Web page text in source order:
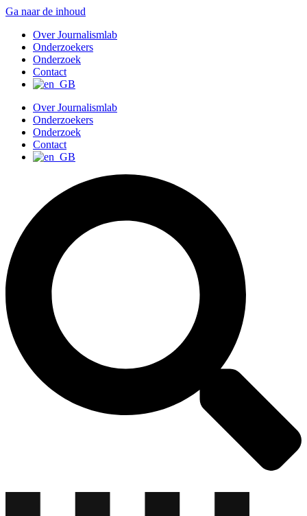
Ga naar de inhoud
Over Journalismlab
Onderzoekers
Onderzoek
Contact
Over Journalismlab
Onderzoekers
Onderzoek
Contact